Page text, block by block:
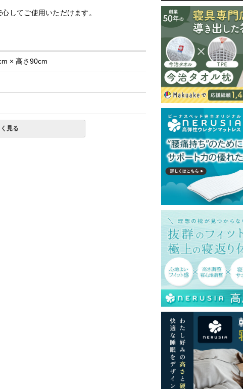
てご使用いただけます。
× 高さ90cm
見る